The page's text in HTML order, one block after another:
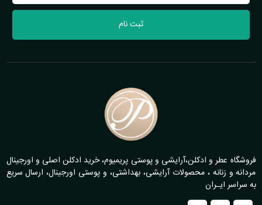
ثبت نام
فروشگاه عطر و ادکلن،آرایشی و پوستی پریمیوم، خرید ادکلن اصلی و اورجینال
مردانه و زنانه ، محصولات آرایشی، بهداشتی، و پوستی اورجینال، ارسال سریع
به سراسر ایـران